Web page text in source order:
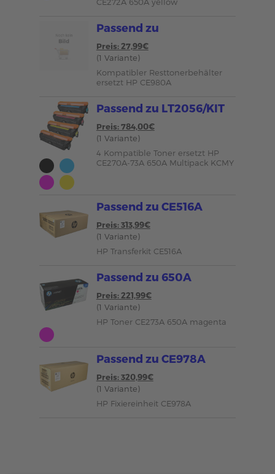
Passend zu
Preis: 27,99€
(1 Variante)
Kompatibler Resttonerbehälter
ersetzt HP CE980A
Passend zu LT2056/KIT
Preis: 784,00€
(1 Variante)
4 Kompatible Toner ersetzt HP
CE270A-73A 650A Multipack KCMY
Passend zu CE516A
Preis: 313,99€
(1 Variante)
HP Transferkit CE516A
Passend zu 650A
Preis: 221,99€
(1 Variante)
HP Toner CE273A 650A magenta
Passend zu CE978A
Preis: 320,99€
(1 Variante)
HP Fixiereinheit CE978A